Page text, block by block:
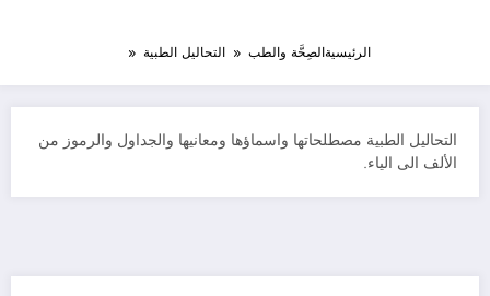
الرئيسيةالصِحَّة والطب التحاليل الطبية
التحاليل الطبية مصطلحاتها واسماؤها ومعانيها والجداول والرموز من
الألف الى الياء.